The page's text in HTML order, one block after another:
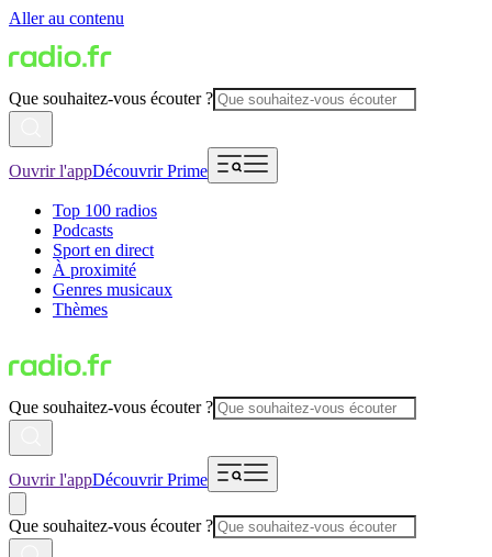
Aller au contenu
Que souhaitez-vous écouter ?
Ouvrir l'appDécouvrir Prime
Top 100 radios
Podcasts
Sport en direct
À proximité
Genres musicaux
Thèmes
Que souhaitez-vous écouter ?
Ouvrir l'appDécouvrir Prime
Que souhaitez-vous écouter ?